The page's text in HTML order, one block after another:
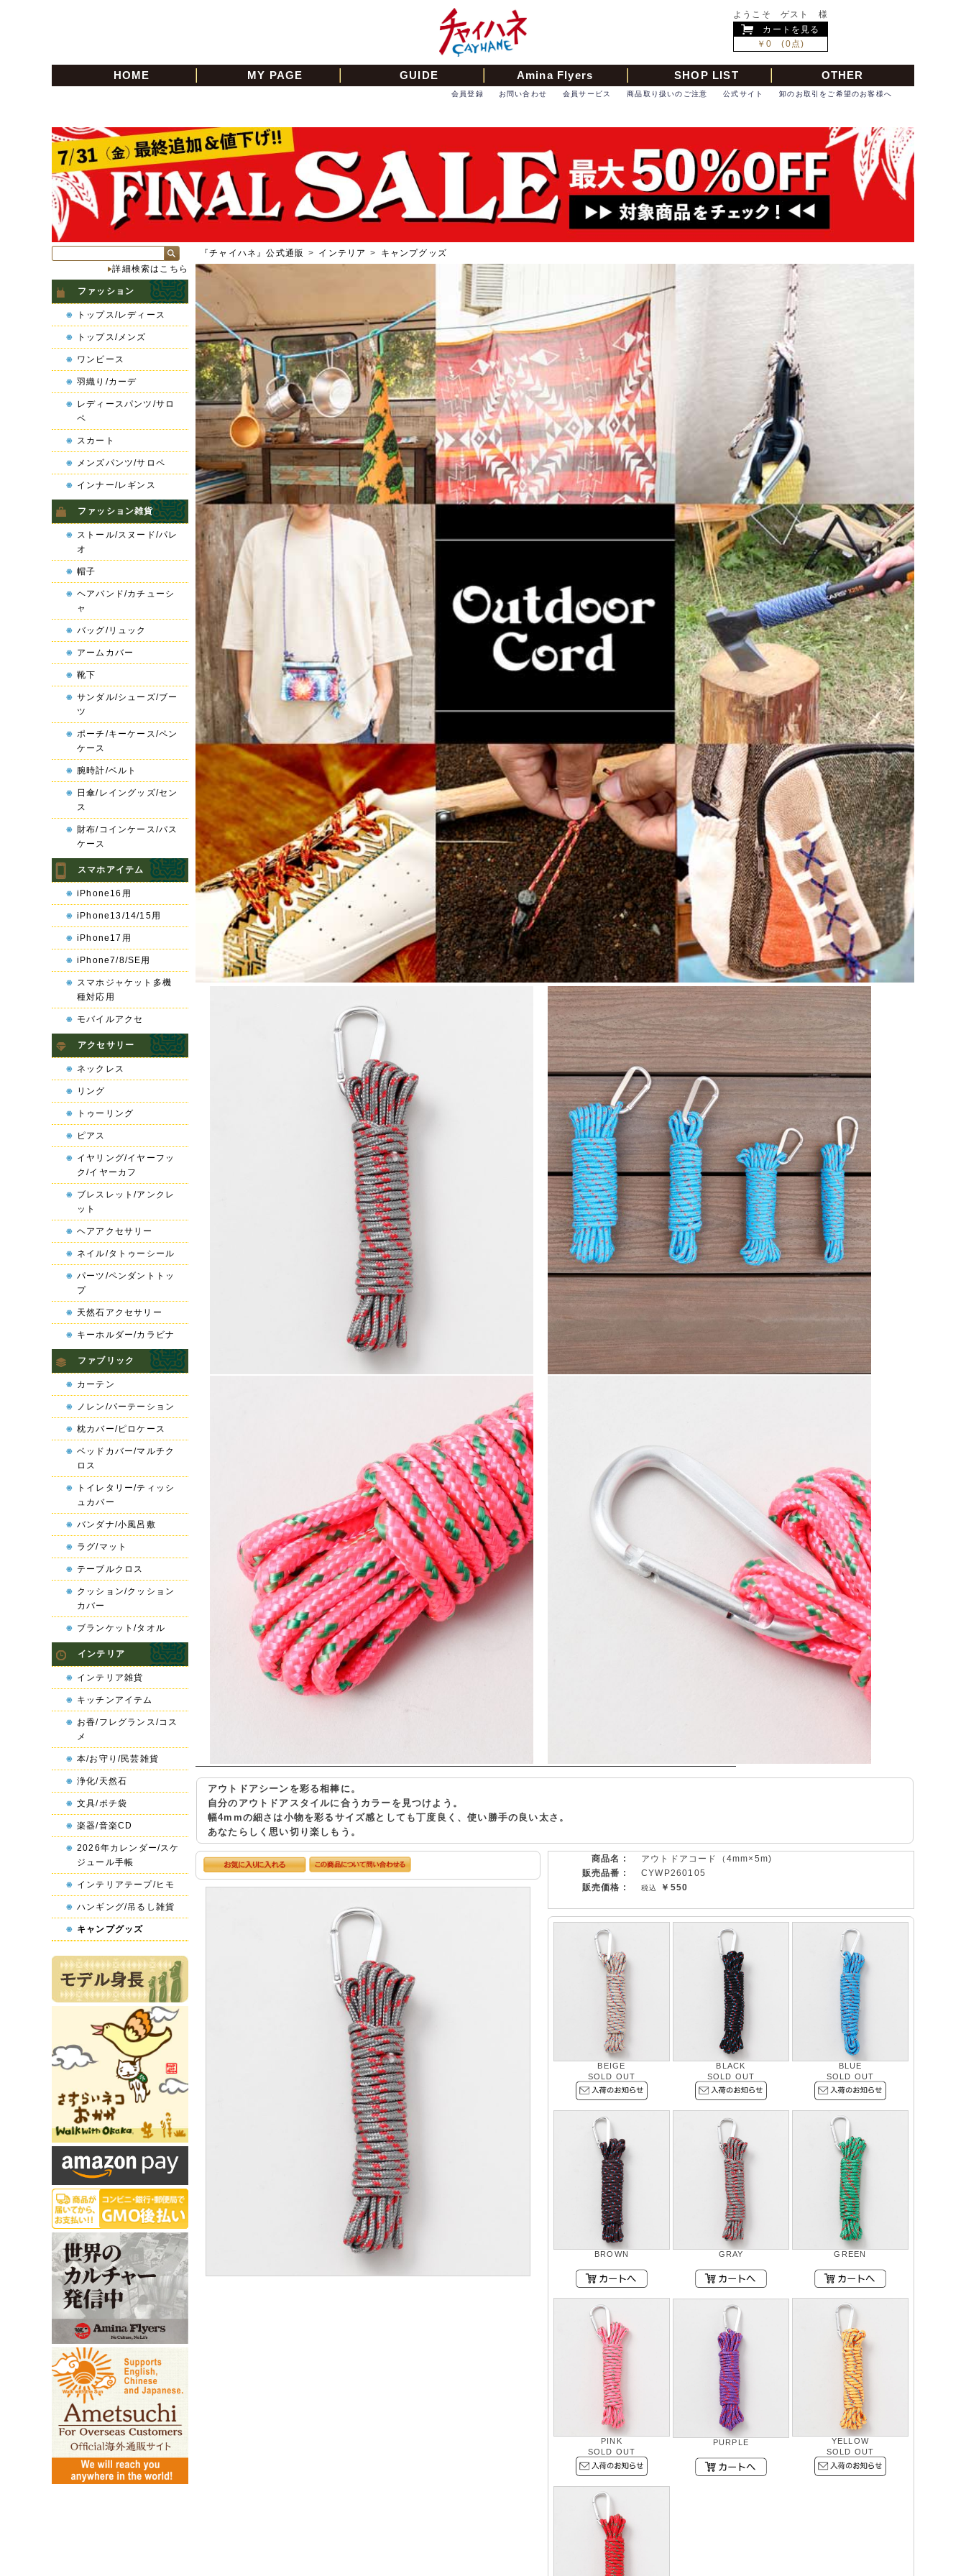
ようこそ ゲスト 様
カートを見る
￥0 (0点)
HOME MY PAGE GUIDE Amina Flyers SHOP LIST OTHER
卸のお取引をご希望のお客様へ
公式サイト
商品取り扱いのご注意
会員サービス
お問い合わせ
会員登録
『チャイハネ』公式通販 > インテリア > キャンプグッズ
アウトドアシーンを彩る相棒に。
自分のアウトドアスタイルに合うカラーを見つけよう。
幅4mmの細さは小物を彩るサイズ感としても丁度良く、使い勝手の良い太さ。
あなたらしく思い切り楽しもう。
商品名 :
アウトドアコード（4mm×5m)
販売品番 :
CYWP260105
販売価格 :
￥550
BEIGE
SOLD OUT
BLACK
SOLD OUT
BLUE
SOLD OUT
BROWN GRAY GREEN
PINK
SOLD OUT
PURPLE
YELLOW
SOLD OUT
詳細検索はこちら
ファッション
トップス/レディース
トップス/メンズ
ワンピース
羽織り/カーデ
レディースパンツ/サロ
ペ
スカート
メンズパンツ/サロペ
インナー/レギンス
ファッション雑貨
ストール/スヌード/パレ
オ
帽子
ヘアバンド/カチューシ
ャ
バッグ/リュック
アームカバー
靴下
サンダル/シューズ/ブー
ツ
ポーチ/キーケース/ペン
ケース
腕時計/ベルト
日傘/レイングッズ/セン
ス
財布/コインケース/パス
ケース
スマホアイテム
iPhone16用
iPhone13/14/15用
iPhone17用
iPhone7/8/SE用
スマホジャケット多機
種対応用
モバイルアクセ
アクセサリー
ネックレス
リング
トゥーリング
ピアス
イヤリング/イヤーフッ
ク/イヤーカフ
ブレスレット/アンクレ
ット
ヘアアクセサリー
ネイル/タトゥーシール
パーツ/ペンダントトッ
プ
天然石アクセサリー
キーホルダー/カラビナ
ファブリック
カーテン
ノレン/パーテーション
枕カバー/ピロケース
ベッドカバー/マルチク
ロス
トイレタリー/ティッシ
ュカバー
バンダナ/小風呂敷
ラグ/マット
テーブルクロス
クッション/クッション
カバー
ブランケット/タオル
インテリア
インテリア雑貨
キッチンアイテム
お香/フレグランス/コス
メ
本/お守り/民芸雑貨
浄化/天然石
文具/ポチ袋
楽器/音楽CD
2026年カレンダー/スケ
ジュール手帳
インテリアテープ/ヒモ
ハンギング/吊るし雑貨
キャンプグッズ